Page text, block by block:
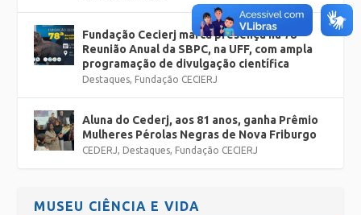
Fundação Cecierj marca presença na 78ª
Reunião Anual da SBPC, na UFF, com ampla
programação de divulgação científica
Destaques, Fundação CECIERJ
Aluna do Cederj, aos 81 anos, ganha Prêmio
Mulheres Pérolas Negras de Nova Friburgo
CEDERJ, Destaques, Fundação CECIERJ
MUSEU CIÊNCIA E VIDA